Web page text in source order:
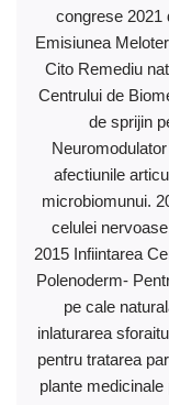
congrese 2021
Emisiunea
Cito Remediu
Centrului de
de sprijin
afectiunile
microbiomunui.
celulei
2015 Infiintarea
Polenoderm-
pe cale
inlaturarea
pentru tratarea
plante